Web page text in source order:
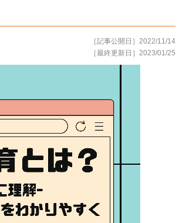
［記事公開日］2022/11/14
［最終更新日］2023/01/25